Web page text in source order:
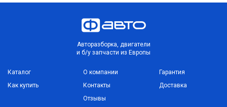
Авторазборка, двигатели
и б/у запчасти из Европы
Каталог
Как купить
О компании
Контакты
Отзывы
Гарантия
Доставка